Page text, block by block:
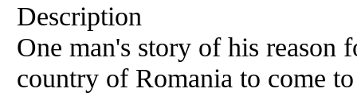
Description
One man's story of his reason
country of Romania to come